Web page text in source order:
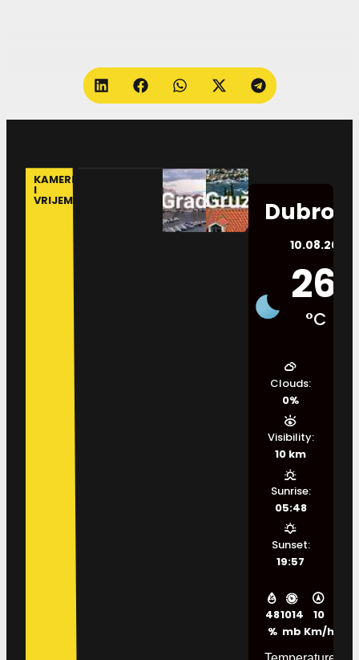
KAMERE
I
VRIJEME
10.08.2026.
26
°C
48
%
1014
mb
10
Km/h
Clouds:
0%
Visibility:
10 km
Sunrise:
05:48
Sunset:
19:57